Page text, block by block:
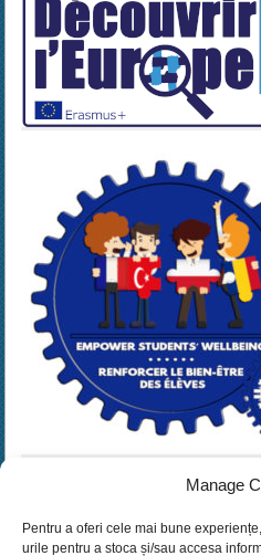
Manage
Pentru a oferi cele mai bune
urile pentru a stoca și/sau accesa